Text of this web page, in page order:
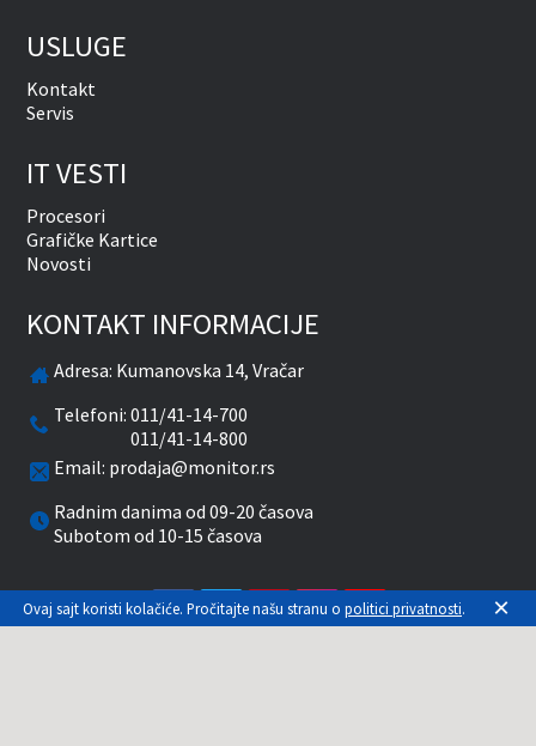
USLUGE
Kontakt
Servis
IT VESTI
Procesori
Grafičke Kartice
Novosti
KONTAKT INFORMACIJE
Adresa: Kumanovska 14, Vračar
Telefoni:011/41-14-700
011/41-14-800
Email: prodaja@monitor.rs
Radnim danima od 09-20 časova
Subotom od 10-15 časova
facebooktwitter pinterestinstagramyoutube
Ovaj sajt koristi kolačiće. Pročitajte našu stranu o politici privatnosti. ×